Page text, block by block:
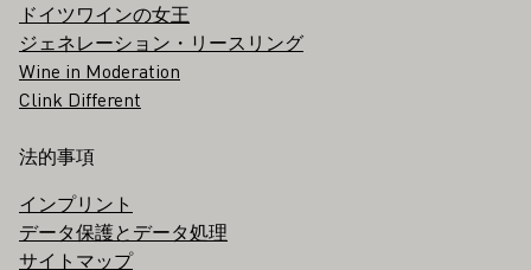
ドイツワインの女王
ジェネレーション・リースリング
Wine in Moderation
Clink Different
法的事項
インプリント
データ保護とデータ処理
サイトマップ